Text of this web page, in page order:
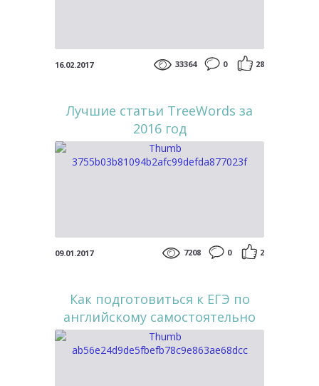
16.02.2017 33364 0 28
Лучшие статьи TreeWords за
2016 год
09.01.2017 7208 0 2
Как подготовиться к ЕГЭ по
английскому самостоятельно